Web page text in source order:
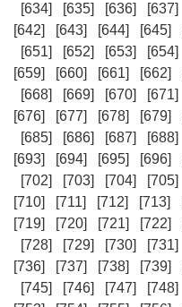
[634]
[635] [636] [637]
[642]
[643] [644] [645]
[651]
[652] [653] [654]
[659]
[660] [661] [662]
[668]
[669] [670] [671]
[676]
[677] [678] [679]
[685]
[686] [687] [688]
[693]
[694] [695] [696]
[702]
[703] [704] [705]
[710]
[711] [712] [713]
[719]
[720] [721] [722]
[728]
[729] [730] [731]
[736]
[737] [738] [739]
[745]
[746] [747] [748]